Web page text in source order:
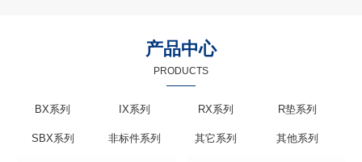
产品中心
PRODUCTS
BX系列 IX系列 RX系列 R垫系列
SBX系列 非标件系列 其它系列 其他系列